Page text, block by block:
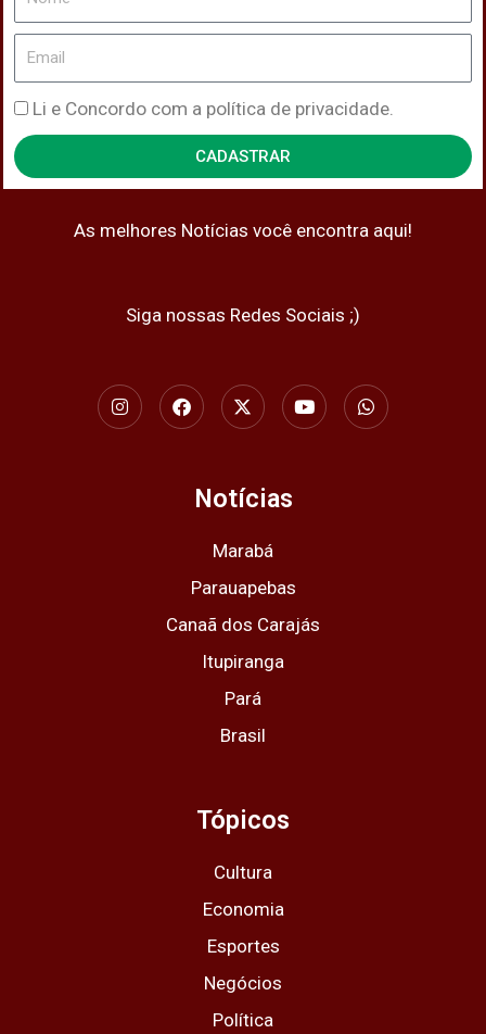
Email
Política
de
Privacidade
Li e Concordo com a política de privacidade.
CADASTRAR
As melhores Notícias você encontra aqui!
Siga nossas Redes Sociais ;)
I
n
s
F
a
c
X
-
t
t
t
Y
o
u
W
h
a
Notícias
Marabá
Parauapebas
Canaã dos Carajás
Itupiranga
Pará
Brasil
Tópicos
Cultura
Economia
Esportes
Negócios
Política